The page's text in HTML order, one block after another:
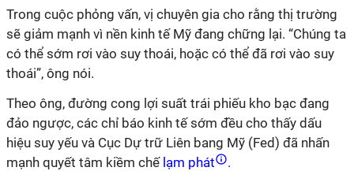
Trong cuộc phỏng vấn, vị chuyên gia cho rằng thị trường
sẽ giảm mạnh vì nền kinh tế Mỹ đang chững lại. “Chúng ta
có thể sớm rơi vào suy thoái, hoặc có thể đã rơi vào suy
thoái”, ông nói.
Theo ông, đường cong lợi suất trái phiếu kho bạc đang
đảo ngược, các chỉ báo kinh tế sớm đều cho thấy dấu
hiệu suy yếu và Cục Dự trữ Liên bang Mỹ (Fed) đã nhấn
mạnh quyết tâm kiềm chếlạm phát
.